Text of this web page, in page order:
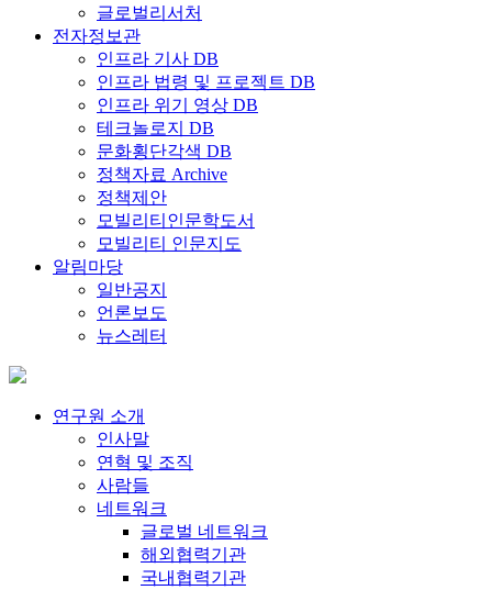
글로벌리서처
전자정보관
인프라 기사 DB
인프라 법령 및 프로젝트 DB
인프라 위기 영상 DB
테크놀로지 DB
문화횡단각색 DB
정책자료 Archive
정책제안
모빌리티인문학도서
모빌리티 인문지도
알림마당
일반공지
언론보도
뉴스레터
연구원 소개
인사말
연혁 및 조직
사람들
네트워크
글로벌 네트워크
해외협력기관
국내협력기관